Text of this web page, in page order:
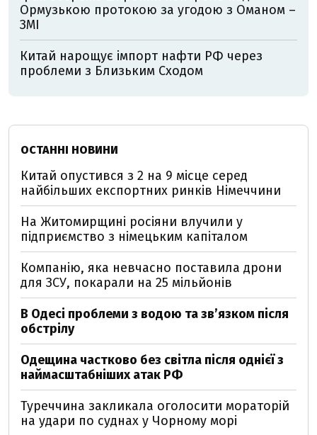
Ормузькою протокою за угодою з Оманом –
ЗМІ
Китай нарощує імпорт нафти РФ через
проблеми з Близьким Сходом
ОСТАННІ НОВИНИ
Китай опустився з 2 на 9 місце серед
найбільших експортних ринків Німеччини
На Житомирщині росіяни влучили у
підприємство з німецьким капіталом
Компанію, яка невчасно поставила дрони
для ЗСУ, покарали на 25 мільйонів
В Одесі проблеми з водою та звʼязком після
обстрілу
Одещина частково без світла після однієї з
наймасштабніших атак РФ
Туреччина закликала оголосити мораторій
на удари по суднах у Чорному морі